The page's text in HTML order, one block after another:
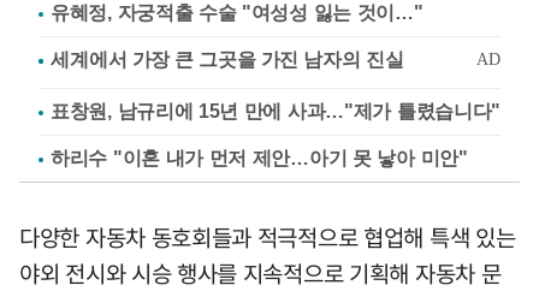
유혜정, 자궁적출 수술 "여성성 잃는 것이…"
표창원, 남규리에 15년 만에 사과…"제가 틀렸습니다"
하리수 "이혼 내가 먼저 제안…아기 못 낳아 미안"
다양한 자동차 동호회들과 적극적으로 협업해 특색 있는
야외 전시와 시승 행사를 지속적으로 기획해 자동차 문